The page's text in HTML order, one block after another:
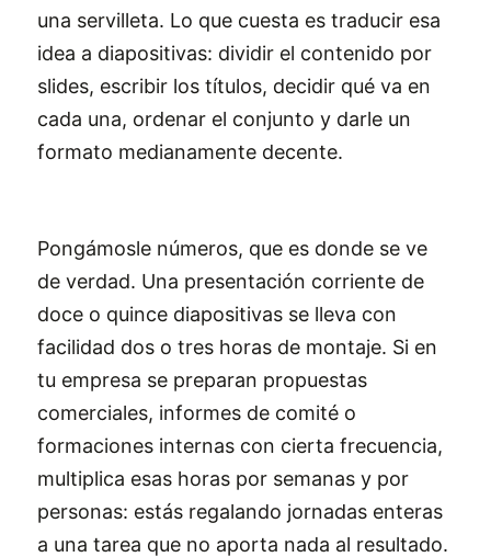
una servilleta. Lo que cuesta es traducir esa
idea a diapositivas: dividir el contenido por
slides, escribir los títulos, decidir qué va en
cada una, ordenar el conjunto y darle un
formato medianamente decente.
Pongámosle números, que es donde se ve
de verdad. Una presentación corriente de
doce o quince diapositivas se lleva con
facilidad dos o tres horas de montaje. Si en
tu empresa se preparan propuestas
comerciales, informes de comité o
formaciones internas con cierta frecuencia,
multiplica esas horas por semanas y por
personas: estás regalando jornadas enteras
a una tarea que no aporta nada al resultado.